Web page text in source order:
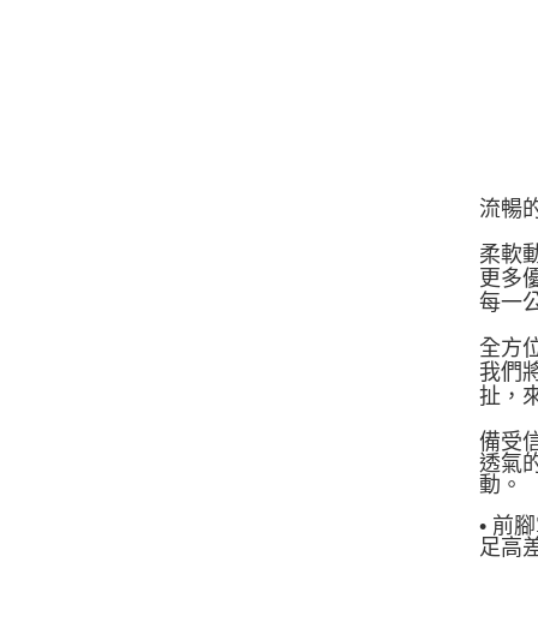
流暢
柔軟
更多
每一
全方
我們
扯，
備受
透氣
動。
• 前
足高